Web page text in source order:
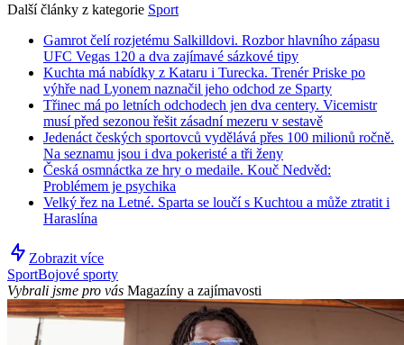
Další články z kategorie Sport
Gamrot čelí rozjetému Salkilldovi. Rozbor hlavního zápasu
UFC Vegas 120 a dva zajímavé sázkové tipy
Kuchta má nabídky z Kataru i Turecka. Trenér Priske po
výhře nad Lyonem naznačil jeho odchod ze Sparty
Třinec má po letních odchodech jen dva centery. Vicemistr
musí před sezonou řešit zásadní mezeru v sestavě
Jedenáct českých sportovců vydělává přes 100 milionů ročně.
Na seznamu jsou i dva pokeristé a tři ženy
Česká osmnáctka ze hry o medaile. Kouč Nedvěd:
Problémem je psychika
Velký řez na Letné. Sparta se loučí s Kuchtou a může ztratit i
Haraslína
Zobrazit více
SportBojové sporty
Vybrali jsme pro vás Magazíny a zajímavosti